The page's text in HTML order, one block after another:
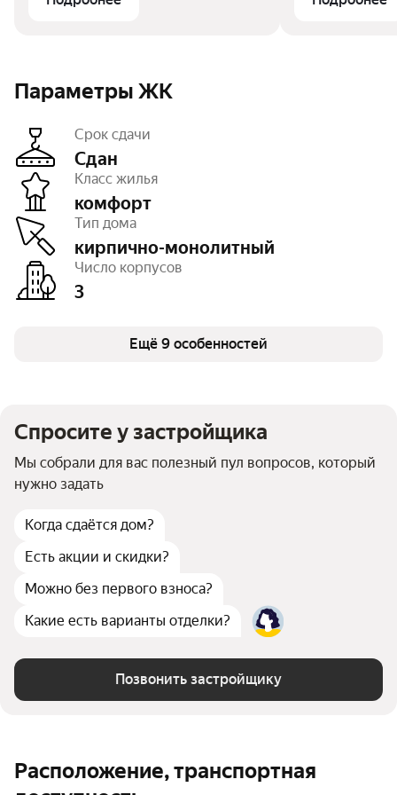
Параметры ЖК
Срок сдачи
Сдан
Класс жилья
комфорт
Тип дома
кирпично-монолитный
Число корпусов
3
Этажность
Отделка
чистовая, под ключ
Высота потолков
2,62 — 2,68 м
Паркинг, машиноместа
693
Ещё 9 особенностей
Спросите у застройщика
Мы собрали для вас полезный пул вопросов, который
нужно задать
Когда сдаётся дом?
Есть акции и скидки?
Можно без первого взноса?
Какие есть варианты отделки?
Позвонить застройщику
Расположение, транспортная